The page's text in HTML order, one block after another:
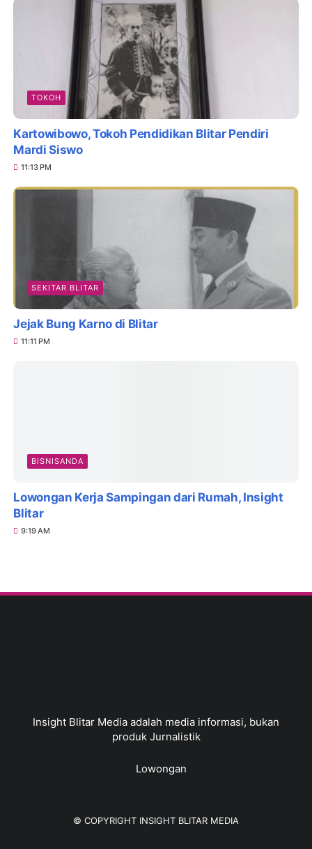
TOKOH
Kartowibowo, Tokoh Pendidikan Blitar Pendiri
Mardi Siswo
11:13 PM
SEKITAR BLITAR
Jejak Bung Karno di Blitar
11:11 PM
BISNISANDA
Lowongan Kerja Sampingan dari Rumah, Insight
Blitar
9:19 AM
Insight Blitar Media adalah media informasi, bukan
produk Jurnalistik
Lowongan
© COPYRIGHT INSIGHT BLITAR MEDIA